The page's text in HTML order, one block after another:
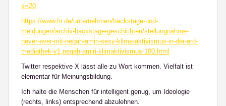
s=20
https://www.hr.de/unternehmen/backstage-und-
meldungen/archiv-backstage-geschichten/stellungnahme-
never-ever-mit-negah-amiri-sexy-klima-aktivismus-in-der-ard-
mediathek-v1,negah-amiri-klimaktivismus-100.html
Twitter respektive X lässt alle zu Wort kommen. Vielfalt ist
elementar für Meinungsbildung.
Ich halte die Menschen für intelligent genug, um Ideologie
(rechts, links) entsprechend abzulehnen.